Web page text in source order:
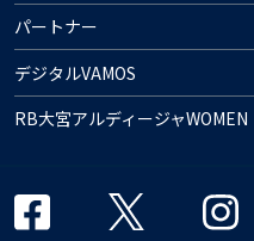
パートナー
デジタルVAMOS
RB大宮アルディージャWOMEN